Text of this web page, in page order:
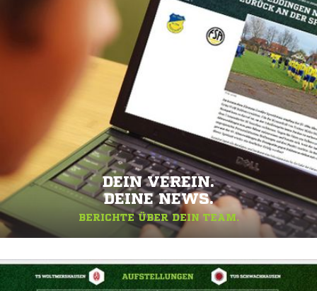
DEIN VEREIN.
DEINE NEWS.
BERICHTE ÜBER DEIN TEAM.